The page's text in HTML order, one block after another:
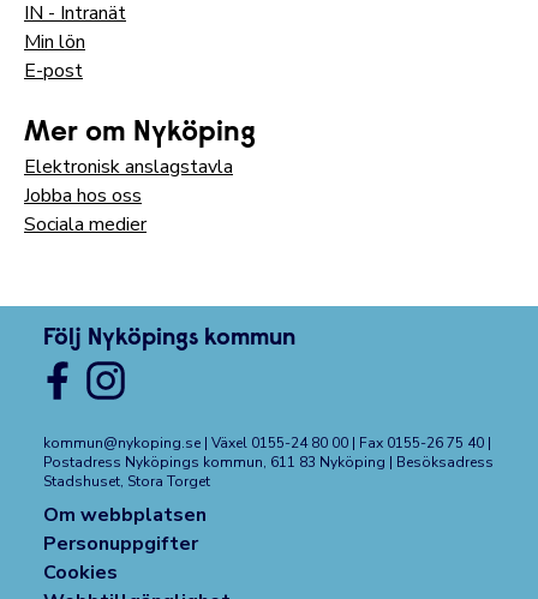
IN - Intranät
Min lön
E-post
Mer om Nyköping
Elektronisk anslagstavla
Jobba hos oss
Sociala medier
Följ Nyköpings kommun
kommun@nykoping.se | Växel 0155-24 80 00 | Fax 0155-26 75 40 |
Postadress Nyköpings kommun, 611 83 Nyköping | Besöksadress
Stadshuset, Stora Torget
Om webbplatsen
Personuppgifter
Cookies